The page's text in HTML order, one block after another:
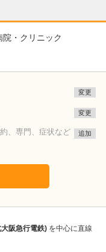
院・クリニック
変更
変更
、専門、症状など
追加
阪急行電鉄) を中心に直線